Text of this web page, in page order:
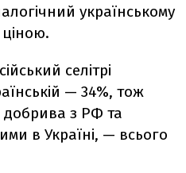
українському
селітрі
— 34%, тож
добрива з РФ та
в Україні, — всього